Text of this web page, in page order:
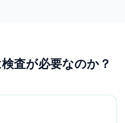
査が必要なのか？